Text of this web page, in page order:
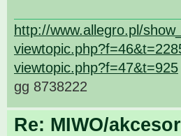
http://www.allegro.pl/
viewtopic.php?f=47&t=925
gg 8738222
Re: MIWO/